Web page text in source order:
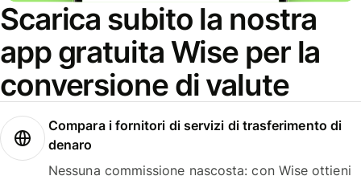
Scarica subito la nostra
app gratuita Wise per la
conversione di valute
Compara i fornitori di servizi di trasferimento di
denaro
Nessuna commissione nascosta: con Wise ottieni